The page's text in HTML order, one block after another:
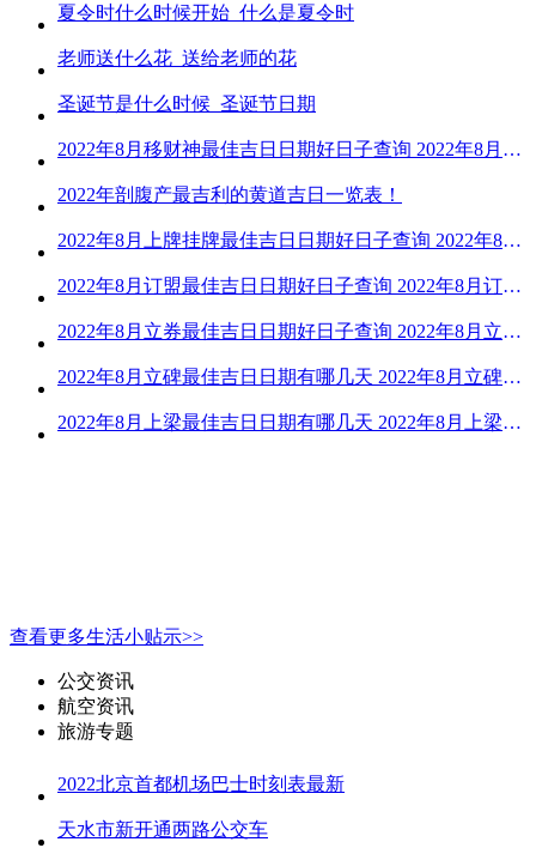
夏令时什么时候开始_什么是夏令时
老师送什么花_送给老师的花
圣诞节是什么时候_圣诞节日期
2022年8月移财神最佳吉日日期好日子查询 2022年8月移财神吉日一览
2022年剖腹产最吉利的黄道吉日一览表！
2022年8月上牌挂牌最佳吉日日期好日子查询 2022年8月上牌吉日精选
2022年8月订盟最佳吉日日期好日子查询 2022年8月订盟黄道吉日一览
2022年8月立券最佳吉日日期好日子查询 2022年8月立券的黄道吉日一览
2022年8月立碑最佳吉日日期有哪几天 2022年8月立碑吉日查询
2022年8月上梁最佳吉日日期有哪几天 2022年8月上梁的黄道吉日
查看更多生活小贴示>>
公交资讯
航空资讯
旅游专题
2022北京首都机场巴士时刻表最新
天水市新开通两路公交车